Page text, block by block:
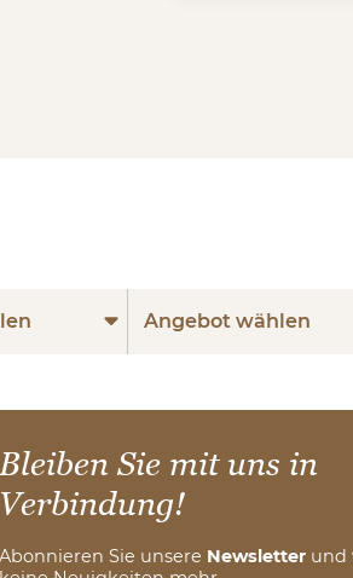
Angebot wählen
Bleiben Sie mit uns in
Verbindung!
Abonnieren Sie unsere Newsletter und